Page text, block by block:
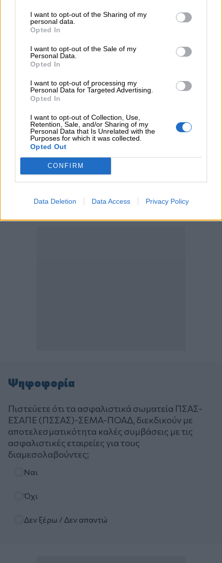
I want to opt-out of the Sharing of my
personal data.
Opted In
I want to opt-out of the Sale of my
Personal Data.
Opted In
I want to opt-out of processing my
Personal Data for Targeted Advertising.
Opted In
I want to opt-out of Collection, Use,
Retention, Sale, and/or Sharing of my
Personal Data that Is Unrelated with the
Purposes for which it was collected.
Opted Out
CONFIRM
Data Deletion Data Access Privacy Policy
05.08.2026 - 13:37
Randy Schekman, Νομπελίστας Ιατρικής: «Σε πέντε χρόνια
μπορεί να έχουμε θεραπεία που αναστέλλει την εξέλιξη του
05.08.2026 - 12:33
παρονομαστή το κοινό συμφέρον
Αντώνης Βουκλαρής - «ΕΡΡΙΚΟΣ ΝΤΥΝΑΝ»
05.08.2026 - 11:30
Η νέα εποχή στην εκπαίδευση των ασφαλιστικών
διαμεσολαβητών
Ψηφοφορία
Πιστεύετε ότι τα ασφαλιστικά σωματεία ΠΣΑΣ-
ΕΣΑΠΕ (ΠΣΣΑΣ)-ΣΕΜΑ-ΠΟΑΔ, διεκδικούν με
αποτελεσματικότητα καλές συμβάσεις με τις
ασφαλιστικές εταιρείες για τους
διαμεσολαβούντες;
Ναι
Όχι
Δεν ξέρω / Δεν απαντώ